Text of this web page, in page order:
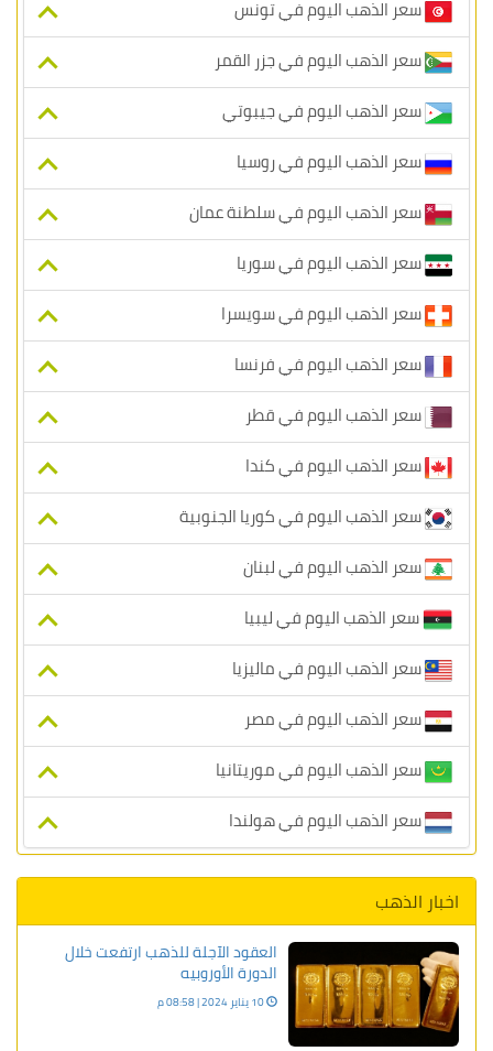
سعر الذهب اليوم في تونس
سعر الذهب اليوم في جزر القمر
سعر الذهب اليوم في جيبوتي
سعر الذهب اليوم في روسيا
سعر الذهب اليوم في سلطنة عمان
سعر الذهب اليوم في سوريا
سعر الذهب اليوم في سويسرا
سعر الذهب اليوم في فرنسا
سعر الذهب اليوم في قطر
سعر الذهب اليوم في كندا
سعر الذهب اليوم في كوريا الجنوبية
سعر الذهب اليوم في لبنان
سعر الذهب اليوم في ليبيا
سعر الذهب اليوم في ماليزيا
سعر الذهب اليوم في مصر
سعر الذهب اليوم في موريتانيا
سعر الذهب اليوم في هولندا
اخبار الذهب
العقود الآجلة للذهب ارتفعت خلال
الدورة الأوروبيه